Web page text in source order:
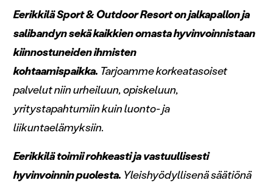
Eerikkilä Sport & Outdoor Resort on jalkapallon ja
salibandyn sekä kaikkien omasta hyvinvoinnistaan
kiinnostuneiden ihmisten
kohtaamispaikka. Tarjoamme korkeatasoiset
palvelut niin urheiluun, opiskeluun,
yritystapahtumiin kuin luonto- ja
liikuntaelämyksiin.
Eerikkilä toimii rohkeasti ja vastuullisesti
hyvinvoinnin puolesta. Yleishyödyllisenä säätiönä